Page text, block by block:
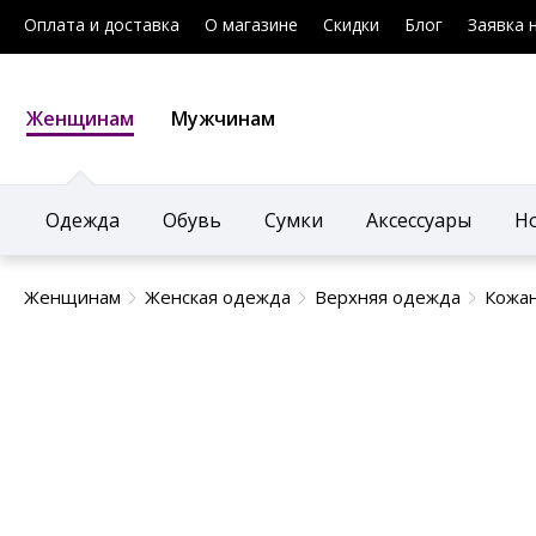
Оплата и доставка О магазине Скидки Блог Заявка
Женщинам
Одежда Обувь Сумки Аксессуары
Мужчинам
Женщинам Женская одежда Верхняя одежда